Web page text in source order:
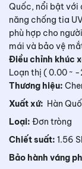
Quốc, nổi bật với
năng chống tia
phù hợp cho
mái và bảo vệ
Điều chỉnh khúc
Loạn thị ( 0.00 ~
Thương hiệu:
Xuất xứ: Hàn
Loại: Đơn tròng
Chiết suất: 1.56
Bảo hành váng